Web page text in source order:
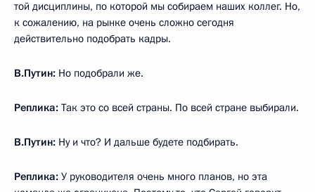
той дисциплины, по которой мы собираем наших коллег. Но,
к сожалению, на рынке очень сложно сегодня
действительно подобрать кадры.
В.Путин: Но подобрали же.
Реплика: Так это со всей страны. По всей стране выбирали.
В.Путин: Ну и что? И дальше будете подбирать.
Реплика: У руководителя очень много планов, но эта